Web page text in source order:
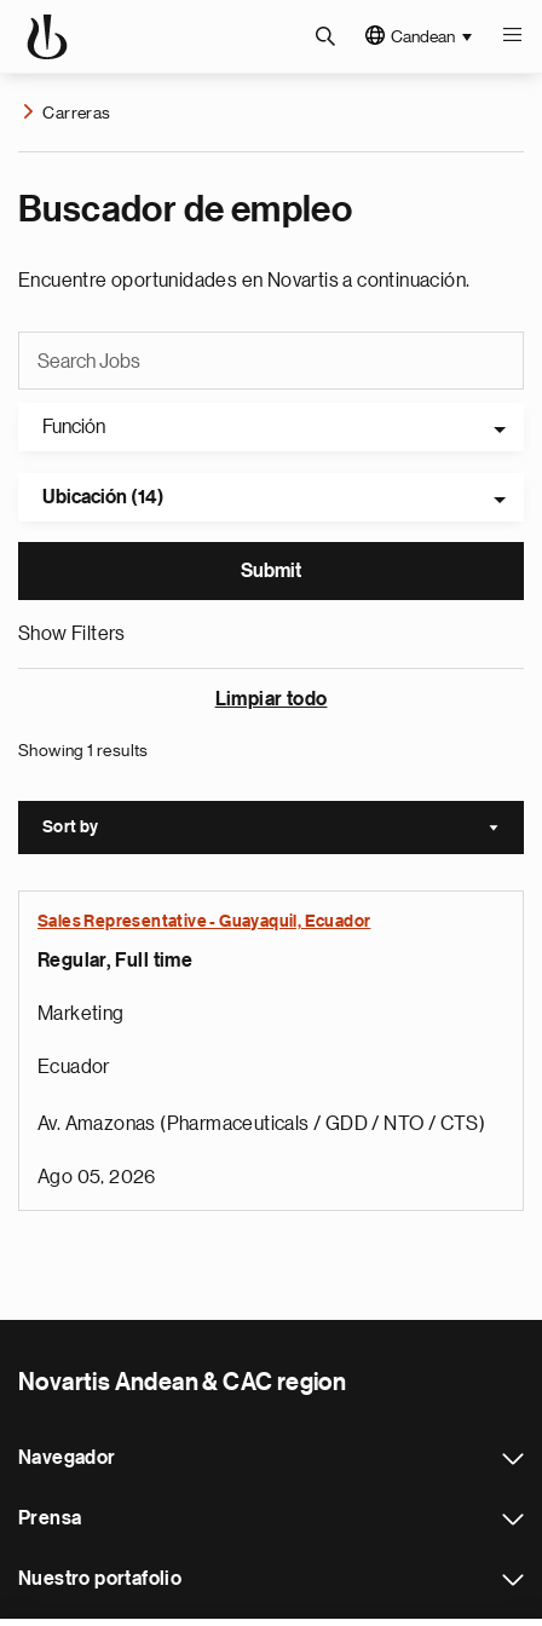
Candean
Carreras
Buscador de empleo
Encuentre oportunidades en Novartis a continuación.
Función
Ubicación (14)
Show Filters
Limpiar todo
Showing 1 results
Sort by Sort
Sales Representative - Guayaquil, Ecuador
Regular, Full time
Marketing
Ecuador
Av. Amazonas (Pharmaceuticals / GDD / NTO / CTS)
Ago 05, 2026
Novartis Andean & CAC region
Navegador
Prensa
Nuestro portafolio